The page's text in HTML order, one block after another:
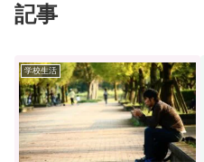
記事
学校生活